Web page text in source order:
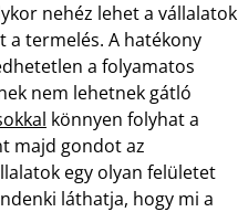
nehéz lehet a vállalatok
termelés. A hatékony
a folyamatos
nem lehetnek gátló
könnyen folyhat a
majd gondot az
egy olyan felületet
láthatja, hogy mi a